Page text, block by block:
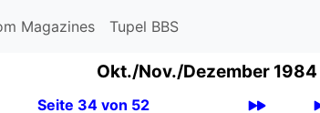
Magazines Tupel BBS
Okt./Nov./Dezember 1984
Seite 34 von 52